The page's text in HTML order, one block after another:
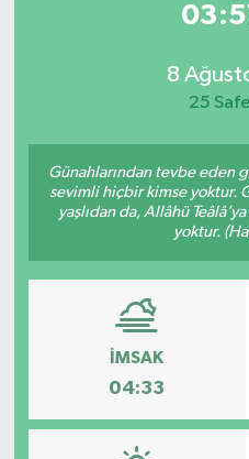
8
25
Günahlarından tevbe eden
sevimli hiçbir kimse yoktur.
yaşlıdan da, Allâhü
yoktur.
İMSAK
04:33
Sağlık
Tarih - Kültür - Sanat
Yaşam
Tüm Manşetler
Son Dakika Haberleri